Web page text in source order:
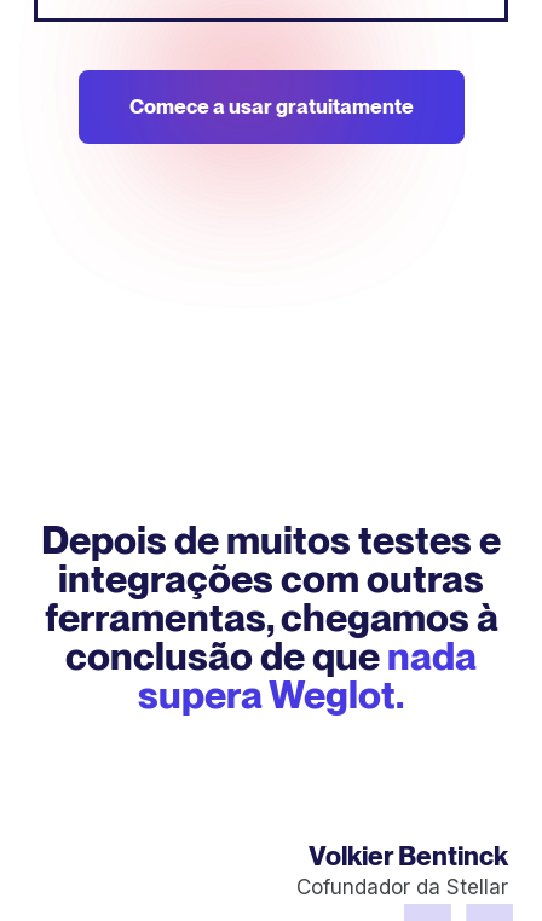
Comece a usar gratuitamente
Depois de muitos testes e
integrações com outras
ferramentas, chegamos à
conclusão de quenada
supera Weglot.
Volkier Bentinck
Cofundador da Stellar